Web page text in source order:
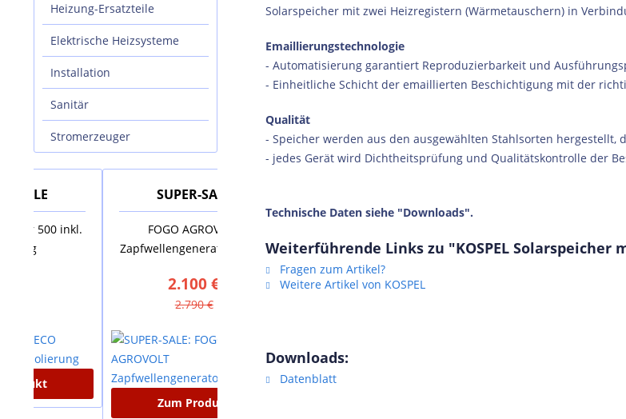
Heizung-Ersatzteile
Elektrische Heizsysteme
Installation
Sanitär
Stromerzeuger
SUPER-SALE
FOGO AGROVOLT
Zapfwellengenerator AV18R
Zum Produkt
Standspeicher VS 200 EU
880 €
Solarspeicher mit zwei Heizregistern (Wärmetauschern) in
Emaillierungstechnologie
- Automatisierung garantiert Reproduzierbarkeit und
- Einheitliche Schicht der emaillierten Beschichtigung mit der
Qualität
- Speicher werden aus den ausgewählten Stahlsorten
- jedes Gerät wird Dichtheitsprüfung und Qualitätskontrolle der
Technische Daten siehe "Downloads".
Weiterführende Links zu "KOSPEL Solarspeicher
Fragen zum Artikel?
Weitere Artikel von KOSPEL
Downloads:
Datenblatt